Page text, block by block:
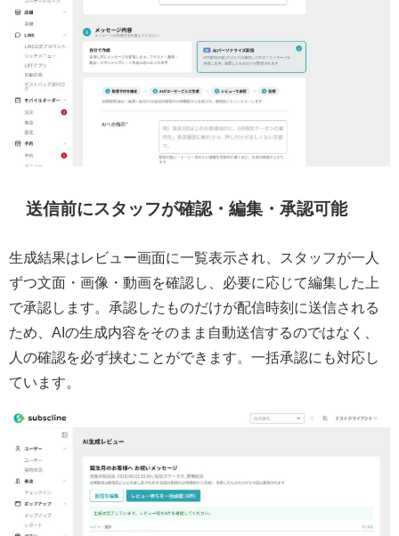
送信前にスタッフが確認・編集・承認可能
生成結果はレビュー画面に一覧表示され、スタッフが一人
ずつ文面・画像・動画を確認し、必要に応じて編集した上
で承認します。承認したものだけが配信時刻に送信される
ため、AIの生成内容をそのまま自動送信するのではなく、
人の確認を必ず挟むことができます。一括承認にも対応し
ています。